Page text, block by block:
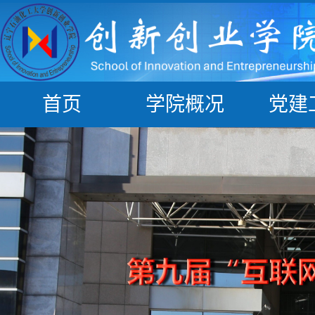
首页 学院概况 党建